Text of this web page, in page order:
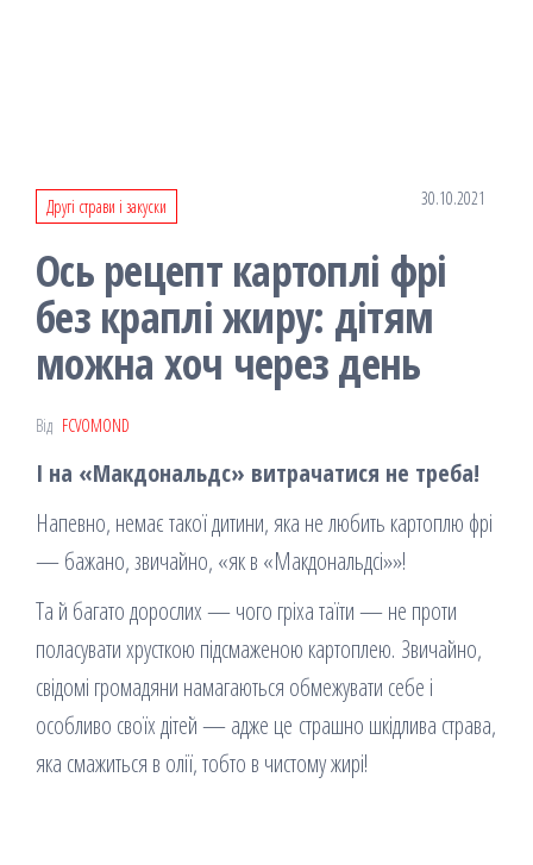
Другі страви і закуски 30.10.2021
Ось рецепт картоплі фрі
без краплі жиру: дітям
можна хоч через день
Від FCVOMOND
І на «Макдональдс» витрачатися не треба!
Напевно, немає такої дитини, яка не любить картоплю фрі
— бажано, звичайно, «як в «Макдональдсі»»!
Та й багато дорослих — чого гріха таїти — не проти
поласувати хрусткою підсмаженою картоплею. Звичайно,
свідомі громадяни намагаються обмежувати себе і
особливо своїх дітей — адже це страшно шкідлива страва,
яка смажиться в олії, тобто в чистому жирі!